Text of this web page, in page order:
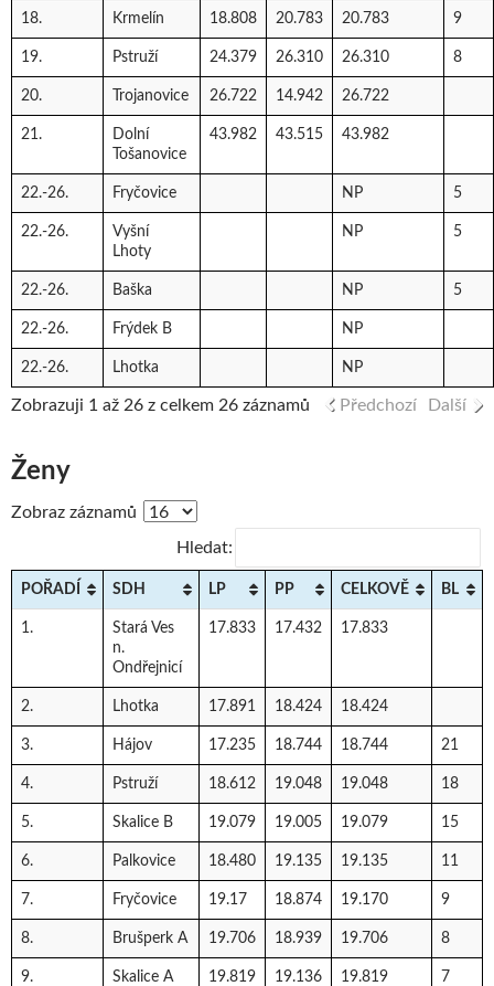
18. Krmelín 18.808 20.783 20.783 9
19. Pstruží 24.379 26.310 26.310 8
20. Trojanovice 26.722 14.942 26.722
21.
Dolní
Tošanovice
43.982 43.515 43.982
22.-26. Fryčovice NP 5
22.-26.
Vyšní
Lhoty
NP 5
22.-26. Baška NP 5
22.-26. Frýdek B NP
22.-26. Lhotka NP
Zobrazuji 1 až 26 z celkem 26 záznamů Předchozí Další
Ženy
Zobraz záznamů
Hledat:
POŘADÍ SDH LP PP CELKOVĚ BL
1.
Stará Ves
n.
Ondřejnicí
17.833 17.432 17.833
2. Lhotka 17.891 18.424 18.424
3. Hájov 17.235 18.744 18.744 21
4. Pstruží 18.612 19.048 19.048 18
5. Skalice B 19.079 19.005 19.079 15
6. Palkovice 18.480 19.135 19.135 11
7. Fryčovice 19.17 18.874 19.170 9
8. Brušperk A 19.706 18.939 19.706 8
9. Skalice A 19.819 19.136 19.819 7